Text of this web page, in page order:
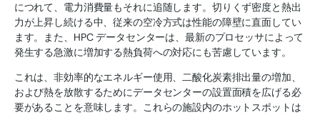
につれて、電力消費量もそれに追随します。切りくず密度と熱出
力が上昇し続ける中、従来の空冷方式は性能の障壁に直面してい
ます。また、HPC データセンターは、最新のプロセッサによって
発生する急激に増加する熱負荷への対応にも苦慮しています。
これは、非効率的なエネルギー使用、二酸化炭素排出量の増加、
および熱を放散するためにデータセンターの設置面積を広げる必
要があることを意味します。これらの施設内のホットスポットは